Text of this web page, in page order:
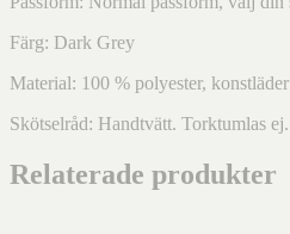
Färg: Dark Grey
Material: 100 % polyester, konstläder
Skötselråd: Handtvätt. Torktumlas
Relaterade produkter